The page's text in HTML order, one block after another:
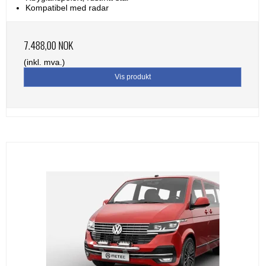
Kompatibel med radar
7.488,00 NOK
(inkl. mva.)
Vis produkt